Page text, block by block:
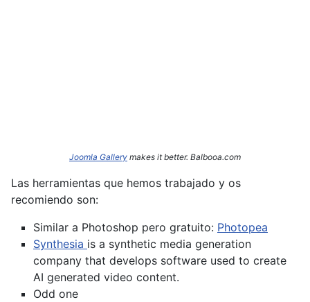
Joomla Gallery makes it better. Balbooa.com
Las herramientas que hemos trabajado y os
recomiendo son:
Similar a Photoshop pero gratuito: Photopea
Synthesia is a synthetic media generation
company that develops software used to create
AI generated video content.
Odd one